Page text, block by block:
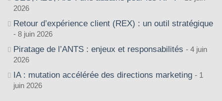
2026
Retour d’expérience client (REX) : un outil stratégique
8 juin 2026
Piratage de l’ANTS : enjeux et responsabilités
4 juin
2026
IA : mutation accélérée des directions marketing
1
juin 2026